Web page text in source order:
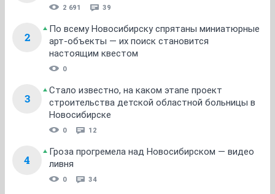
2 691 39
2
По всему Новосибирску спрятаны миниатюрные
арт-объекты — их поиск становится
настоящим квестом
0
3
Стало известно, на каком этапе проект
строительства детской областной больницы в
Новосибирске
0 12
4
Гроза прогремела над Новосибирском — видео
ливня
0 34